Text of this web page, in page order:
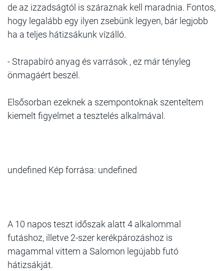
de az izzadságtól is száraznak kell maradnia. Fontos,
hogy legalább egy ilyen zsebünk legyen, bár legjobb
ha a teljes hátizsákunk vízálló.
- Strapabíró anyag és varrások , ez már tényleg
önmagáért beszél.
Elsősorban ezeknek a szempontoknak szenteltem
kiemelt figyelmet a tesztelés alkalmával.
undefined Kép forrása: undefined
A 10 napos teszt időszak alatt 4 alkalommal
futáshoz, illetve 2-szer kerékpározáshoz is
magammal vittem a Salomon legújabb futó
hátizsákját.